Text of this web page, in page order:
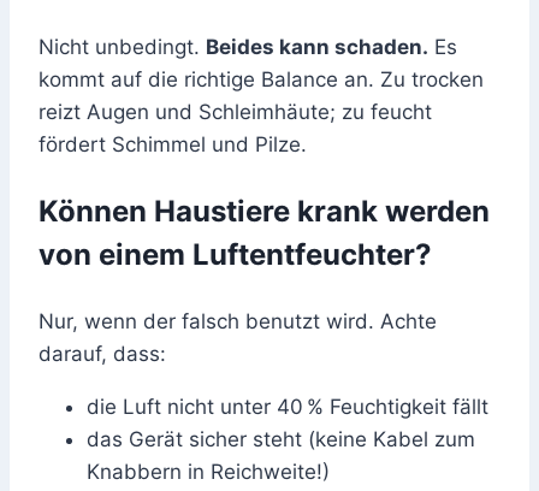
Nicht unbedingt. Beides kann schaden. Es
kommt auf die richtige Balance an. Zu trocken
reizt Augen und Schleimhäute; zu feucht
fördert Schimmel und Pilze.
Können Haustiere krank werden
von einem Luftentfeuchter?
Nur, wenn der falsch benutzt wird. Achte
darauf, dass:
die Luft nicht unter 40 % Feuchtigkeit fällt
das Gerät sicher steht (keine Kabel zum
Knabbern in Reichweite!)